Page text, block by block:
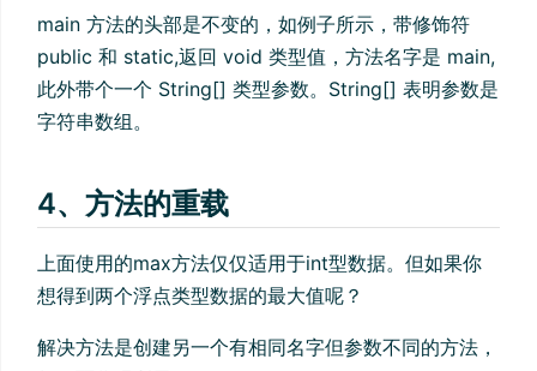
main 方法的头部是不变的，如例子所示，带修饰符
public 和 static,返回 void 类型值，方法名字是 main,
此外带个一个 String[] 类型参数。String[] 表明参数是
字符串数组。
4、方法的重载
上面使用的max方法仅仅适用于int型数据。但如果你
想得到两个浮点类型数据的最大值呢？
解决方法是创建另一个有相同名字但参数不同的方法，